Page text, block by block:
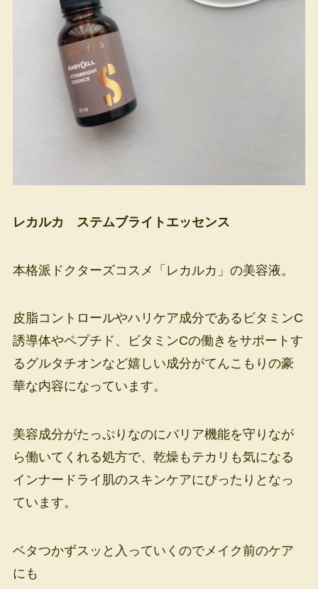
レカルカ ステムブライトエッセンス
本格派ドクターズコスメ「レカルカ」の美容液。
皮脂コントロールやハリケア成分であるビタミンC
誘導体やペプチド、ビタミンCの働きをサポートす
るグルタチオンなど嬉しい成分がてんこもりの豪
華な内容になっています。
美容成分がたっぷりなのにバリア機能を守りなが
ら働いてくれる処方で、乾燥もテカリも気になる
インナードライ肌のスキンケアにぴったりとなっ
ています。
ベタつかずスッと入っていくのでメイク前のケア
にも